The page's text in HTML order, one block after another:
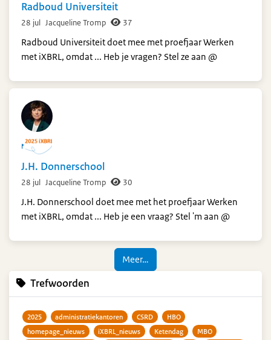
Radboud Universiteit
28 jul Jacqueline Tromp 37
Radboud Universiteit doet mee met proefjaar Werken
met iXBRL, omdat ... Heb je vragen? Stel ze aan @
J.H. Donnerschool
28 jul Jacqueline Tromp 30
J.H. Donnerschool doet mee met het proefjaar Werken
met iXBRL, omdat ... Heb je een vraag? Stel 'm aan @
Meer…
Trefwoorden
2025 administratiekantoren CSRD
HBO
homepage_nieuws
iXBRL_nieuws Ketendag
MBO